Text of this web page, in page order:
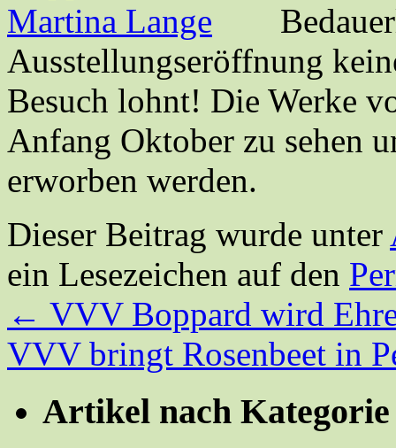
Ausstellungseröffnung
Besuch lohnt! Die Werke
Anfang Oktober zu sehen
erworben werden.
Dieser Beitrag wurde unter
ein Lesezeichen auf den
← VVV Boppard wird
VVV bringt Rosenbeet in
Artikel nach Kategorie